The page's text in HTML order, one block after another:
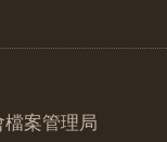
案管理局